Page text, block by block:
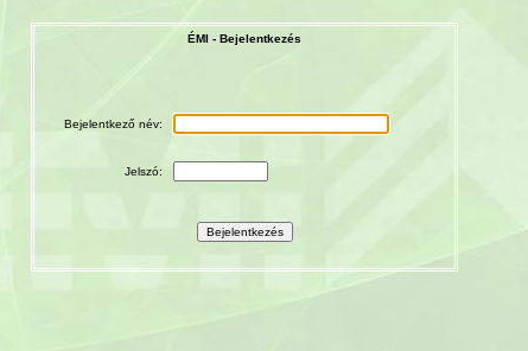
ÉMI - Bejelentkezés
Bejelentkező név:
Jelszó: